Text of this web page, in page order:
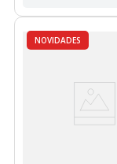
NOVIDADES